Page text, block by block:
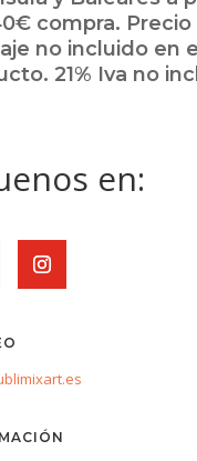
compra. Precio
no incluido en el
21% Iva no
en: